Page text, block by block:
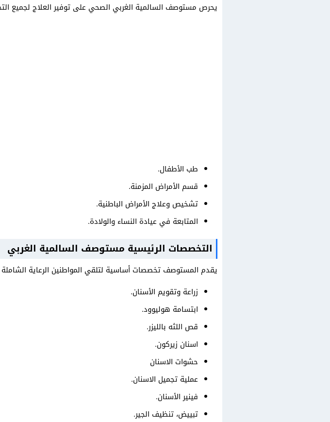
يحرص مستوصف السالمية الغربي الصحي على توفير العلاج لجميع
طب الأطفال.
قسم الأمراض المزمنة.
تشخيص وعلاج الأمراض الباطنية.
المتابعة في عيادة النساء والولادة.
التخصصات الرئيسية مستوصف السالمية الغربي
يقدم المستوصف تخصصات أساسية لتلقي المواطنين الرعاية الشاملة
زراعة وتقويم الأسنان.
ابتسامة هوليوود.
قص اللثه بالليزر.
اسنان زيركون.
حشوات الاسنان
عملية تجميل الاسنان.
فينير الأسنان.
تبييض، تنظيف الجير.